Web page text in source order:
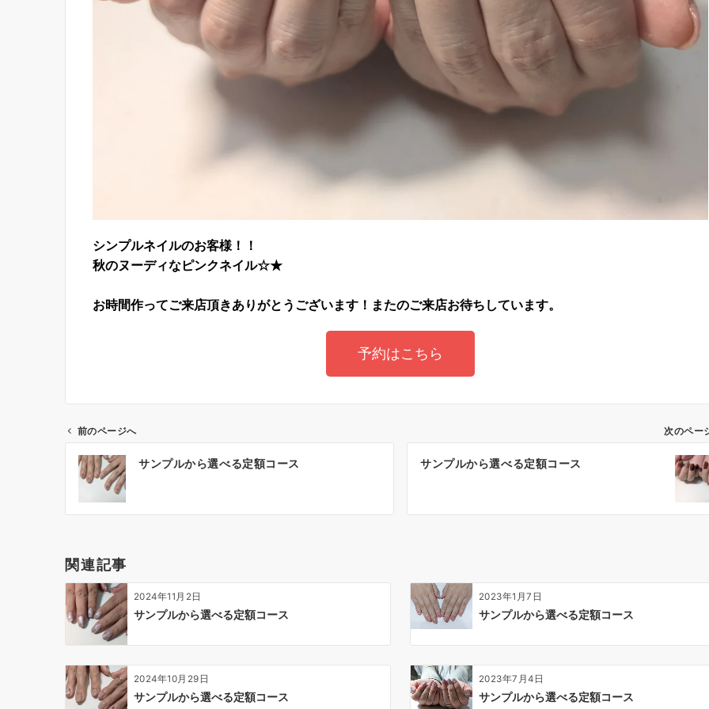
シンプルネイルのお客様！！
秋のヌーディなピンクネイル☆★
お時間作ってご来店頂きありがとうございます！ またのご来店お待ちしています。
予約はこちら
前のページへ
サンプルから選べる定額コース
次のペー
サンプルから選べる定額コース
関連記事
2024年11月2日
サンプルから選べる定額コース
2023年1月7日
サンプルから選べる定額コース
2024年10月29日
サンプルから選べる定額コース
2023年7月4日
サンプルから選べる定額コース